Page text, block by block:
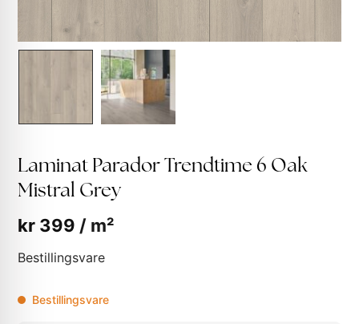
Laminat Parador Trendtime 6 Oak
Mistral Grey
kr 399 / m²
Bestillingsvare
Bestillingsvare